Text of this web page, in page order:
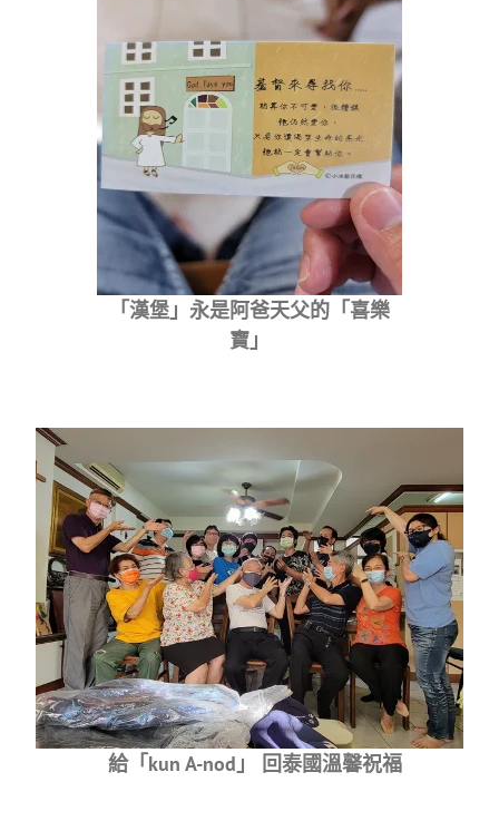
「漢堡」永是阿爸天父的「喜樂
寶」
給「kun A-nod」 回泰國溫馨祝福